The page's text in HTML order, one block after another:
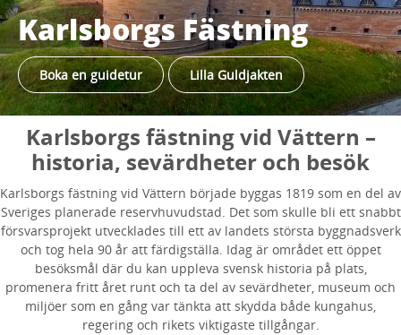
Karlsborgs Fästning
Boka en guidetur Lilla Guldjakten
Karlsborgs fästning vid Vättern –
historia, sevärdheter och besök
Karlsborgs fästning vid Vättern började byggas 1819 som en del av
Sveriges planerade reservhuvudstad. Det som skulle bli ett snabbt
försvarsprojekt utvecklades till ett av landets största byggnadsverk
och tog hela 90 år att färdigställa. Idag är området ett öppet
besöksmål där du kan uppleva svensk historia på plats,
promenera fritt året runt och ta del av sevärdheter, museum och
miljöer som en gång var tänkta att skydda både kungahus,
regering och rikets viktigaste tillgångar.